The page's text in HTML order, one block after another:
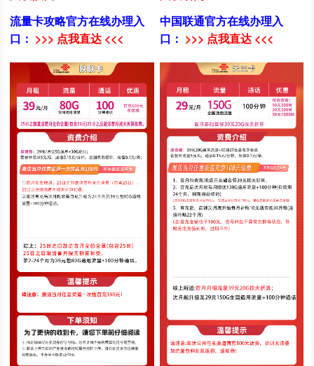
流量卡攻略官方在线办理入
口： >>> 点我直达 <<<
中国联通官方在线办理入
口： >>> 点我直达 <<<